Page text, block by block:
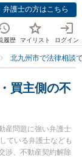
弁護士の方はこちら
履歴 マイリスト ログイン
北九州市で法律相談
買主側の不
産問題に強い弁護士
ている弁護士なども
渉、不動産契約解除